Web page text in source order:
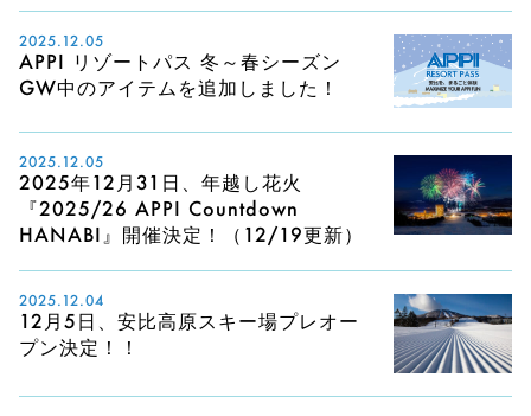
2025.12.05
APPI リゾートパス 冬～春シーズン
GW中のアイテムを追加しました！
2025.12.05
2025年12月31日、年越し花火
『2025/26 APPI Countdown
HANABI』開催決定！（12/19更新）
2025.12.04
12月5日、安比高原スキー場プレオー
プン決定！！